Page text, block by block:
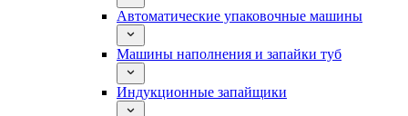
Автоматические упаковочные машины
Машины наполнения и запайки туб
Индукционные запайщики